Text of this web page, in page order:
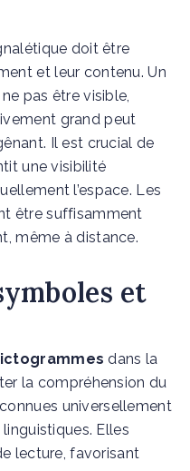
doit être
et leur contenu. Un
pas être visible,
grand peut
Il est crucial de
une visibilité
l’espace. Les
être suffisamment
même à distance.
et
dans la
la compréhension du
universellement
Elles
lecture, favorisant